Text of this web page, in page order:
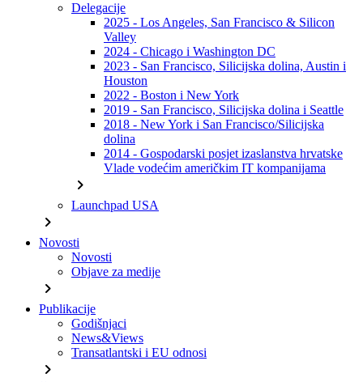
Delegacije
2025 - Los Angeles, San Francisco & Silicon
Valley
2024 - Chicago i Washington DC
2023 - San Francisco, Silicijska dolina, Austin i
Houston
2022 - Boston i New York
2019 - San Francisco, Silicijska dolina i Seattle
2018 - New York i San Francisco/Silicijska
dolina
2014 - Gospodarski posjet izaslanstva hrvatske
Vlade vodećim američkim IT kompanijama
chevron_right
Launchpad USA
chevron_right
Novosti
Novosti
Objave za medije
chevron_right
Publikacije
Godišnjaci
News&Views
Transatlantski i EU odnosi
chevron_right